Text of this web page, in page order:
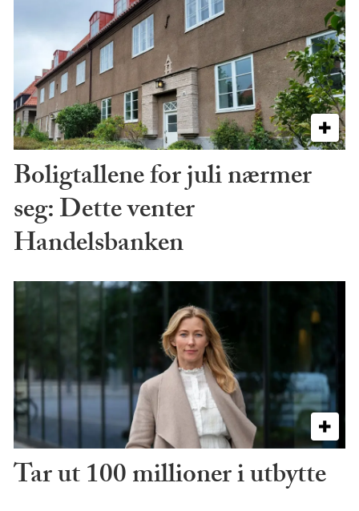
Boligtallene for juli nærmer
seg: Dette venter
Handelsbanken
Tar ut 100 millioner i utbytte